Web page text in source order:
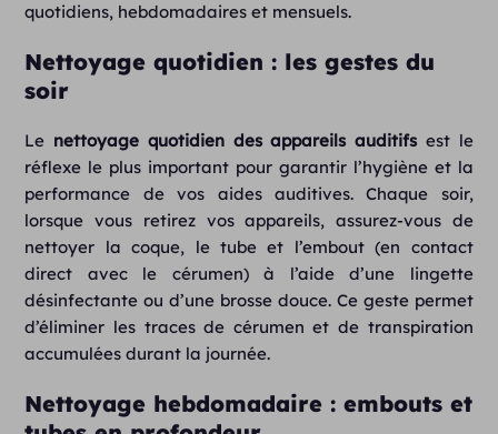
quotidiens, hebdomadaires et mensuels.
Nettoyage quotidien : les gestes du
soir
Le nettoyage quotidien des appareils auditifs est le
réflexe le plus important pour garantir l’hygiène et la
performance de vos aides auditives. Chaque soir,
lorsque vous retirez vos appareils, assurez-vous de
nettoyer la coque, le tube et l’embout (en contact
direct avec le cérumen) à l’aide d’une lingette
désinfectante ou d’une brosse douce. Ce geste permet
d’éliminer les traces de cérumen et de transpiration
accumulées durant la journée.
Nettoyage hebdomadaire : embouts et